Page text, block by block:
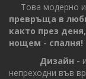
Това модерно и
превръща в
както през
нощем - спалня!
Дизайн -
непреходни във